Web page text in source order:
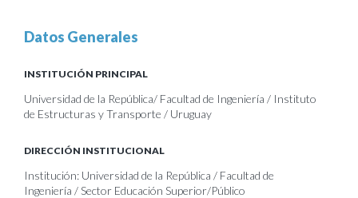
Datos Generales
INSTITUCIÓN PRINCIPAL
Universidad de la República/ Facultad de Ingeniería / Instituto
de Estructuras y Transporte / Uruguay
DIRECCIÓN INSTITUCIONAL
Institución: Universidad de la República / Facultad de
Ingeniería / Sector Educación Superior/Público